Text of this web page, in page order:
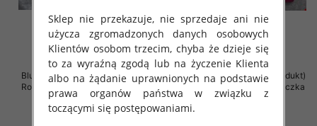
Bluzki damskie ( Turecki produkt)
Roz Standard , Mix Kolor .Paczka
12 szt
Bluzki damskie ( Turecki produkt)
Roz Standard , Mix Kolor .Paczka
12 szt
Sklep nie przekazuje, nie sprzedaje ani nie
użycza zgromadzonych danych osobowych
Klientów osobom trzecim, chyba że dzieje się
to za wyraźną zgodą lub na życzenie Klienta
albo na żądanie uprawnionych na podstawie
prawa organów państwa w związku z
toczącymi się postępowaniami.